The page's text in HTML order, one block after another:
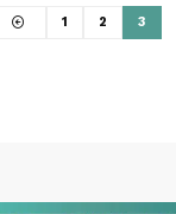
1 2 3